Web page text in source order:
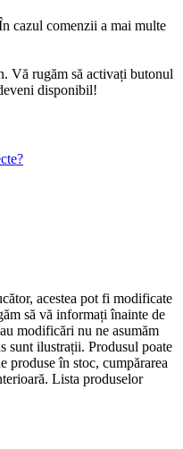
cazul comenzii a mai multe
Vă rugăm să activați butonul
disponibil!
acestea pot fi modificate
să vă informați înainte de
modificări nu ne asumăm
sunt ilustrații. Produsul poate
produse în stoc, cumpărarea
Lista produselor